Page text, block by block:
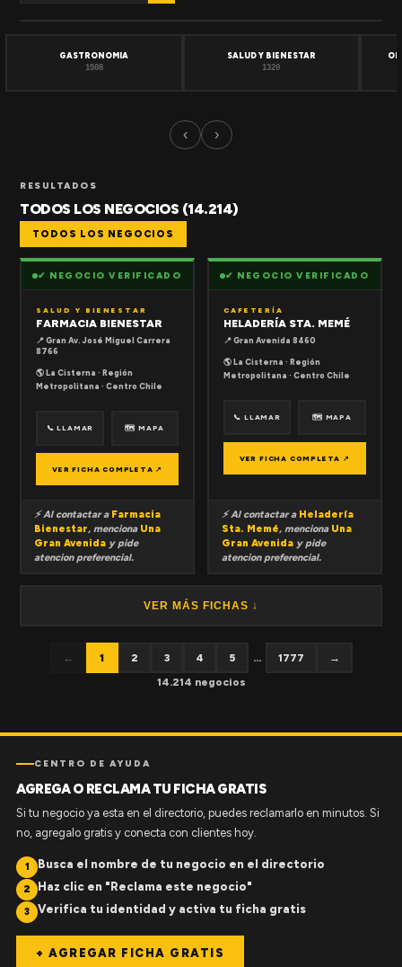
GASTRONOMIA
1508
SALUD Y BIENESTAR
1320
‹ ›
RESULTADOS
TODOS LOS NEGOCIOS (14.214)
TODOS LOS NEGOCIOS
✔ NEGOCIO VERIFICADO
SALUD Y BIENESTAR
FARMACIA BIENESTAR
📍 Gran Av. José Miguel Carrera
8766
🌎 La Cisterna · Región
Metropolitana · Centro Chile
📞 LLAMAR 🗺 MAPA
VER FICHA COMPLETA ↗
⚡ Al contactar a Farmacia
Bienestar, menciona Una
Gran Avenida y pide
atencion preferencial.
✔ NEGOCIO VERIFICADO
CAFETERÍA
HELADERÍA STA. MEMÉ
📍 Gran Avenida 8460
🌎 La Cisterna · Región
Metropolitana · Centro Chile
📞 LLAMAR 🗺 MAPA
VER FICHA COMPLETA ↗
⚡ Al contactar a Heladería
Sta. Memé, menciona Una
Gran Avenida y pide
atencion preferencial.
VER MÁS FICHAS ↓
← 1 2 3 4 5 ... 1777
→
14.214 negocios
CENTRO DE AYUDA
AGREGA O RECLAMA TU FICHA GRATIS
Si tu negocio ya esta en el directorio, puedes reclamarlo en minutos. Si
no, agregalo gratis y conecta con clientes hoy.
1 Busca el nombre de tu negocio en el directorio
2 Haz clic en "Reclama este negocio"
3 Verifica tu identidad y activa tu ficha gratis
+ AGREGAR FICHA GRATIS